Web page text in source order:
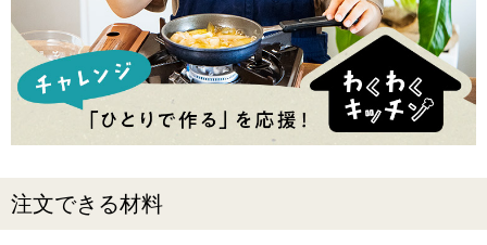
注文できる材料